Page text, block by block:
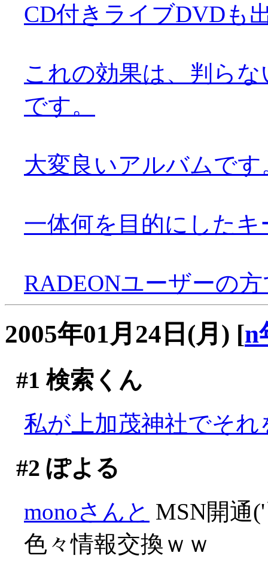
CD付きライブDVDも
これの効果は、判ら
です。
大変良いアルバムで
一体何を目的にした
RADEONユーザーの
2005年01月24日(月) [n
#1 検索くん
私が上加茂神社でそ
#2 ぽよる
monoさんと MSN開通
色々情報交換ｗｗ